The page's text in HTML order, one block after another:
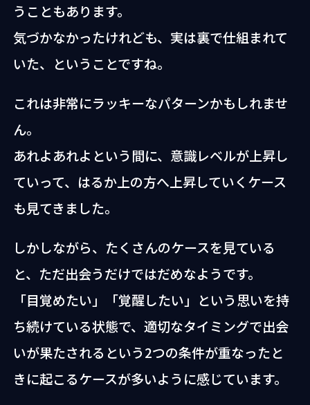
うこともあります。
気づかなかったけれども、実は裏で仕組まれて
いた、ということですね。
これは非常にラッキーなパターンかもしれませ
ん。
あれよあれよという間に、意識レベルが上昇し
ていって、はるか上の方へ上昇していくケース
も見てきました。
しかしながら、たくさんのケースを見ている
と、ただ出会うだけではだめなようです。
「目覚めたい」「覚醒したい」という思いを持
ち続けている状態で、適切なタイミングで出会
いが果たされるという2つの条件が重なったと
きに起こるケースが多いように感じています。